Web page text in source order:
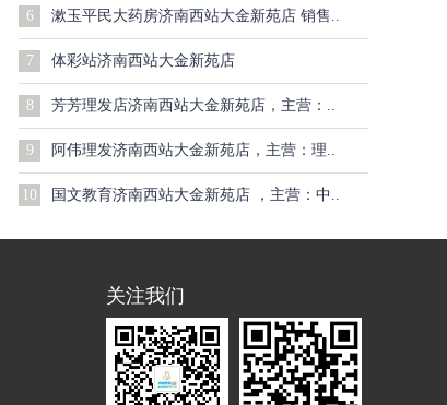
6 漱玉平民大药房济南西站大金新苑店 销售..
7 体彩站济南西站大金新苑店
8 芳芳理发店济南西站大金新苑店，主营：..
9 阿伟理发济南西站大金新苑店，主营：理..
10 国文教育济南西站大金新苑店 ，主营：中..
关注我们